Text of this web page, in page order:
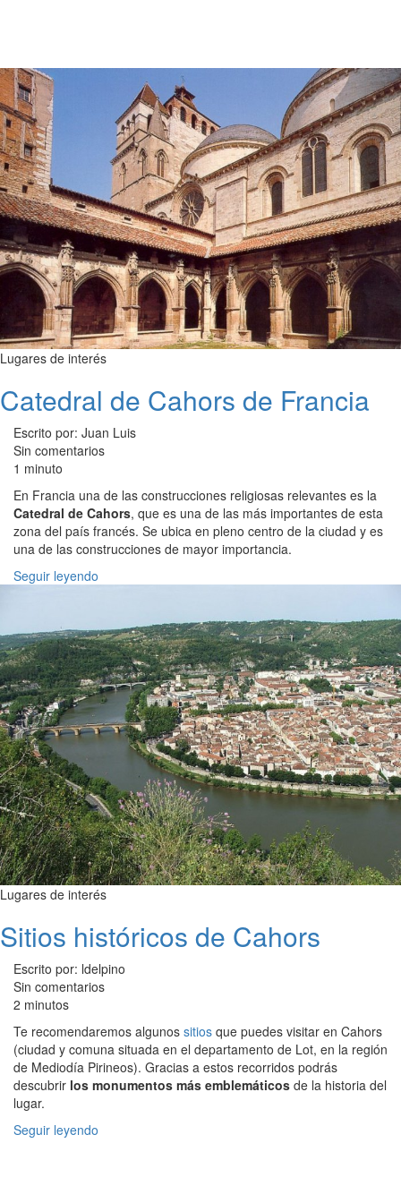
Lugares de interés
Catedral de Cahors de Francia
Escrito por: Juan Luis
Sin comentarios
1 minuto
En Francia una de las construcciones religiosas relevantes es la
Catedral de Cahors, que es una de las más importantes de esta
zona del país francés. Se ubica en pleno centro de la ciudad y es
una de las construcciones de mayor importancia.
Seguir leyendo
Lugares de interés
Sitios históricos de Cahors
Escrito por: ldelpino
Sin comentarios
2 minutos
Te recomendaremos algunos sitios que puedes visitar en Cahors
(ciudad y comuna situada en el departamento de Lot, en la región
de Mediodía Pirineos). Gracias a estos recorridos podrás
descubrir los monumentos más emblemáticos de la historia del
lugar.
Seguir leyendo